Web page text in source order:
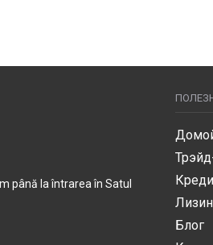
până la întrarea în Satul
Блог